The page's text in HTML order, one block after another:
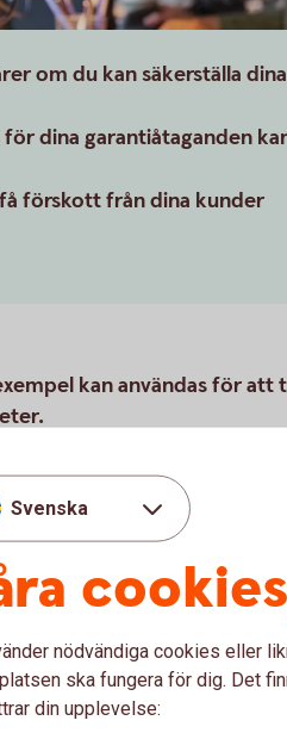
om du kan säkerställa
dina garantiåtaganden
förskott från dina kunder
kan användas för att
Svenska
nödvändiga cookies eller
ska fungera för dig. Det
din upplevelse: